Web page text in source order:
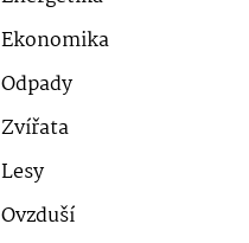
Ekonomika
Odpady
Zvířata
Lesy
Ovzduší